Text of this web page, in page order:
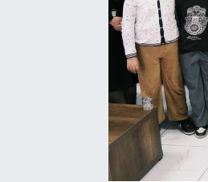
Bilim, Teknoloji
HABERDE İNSAN